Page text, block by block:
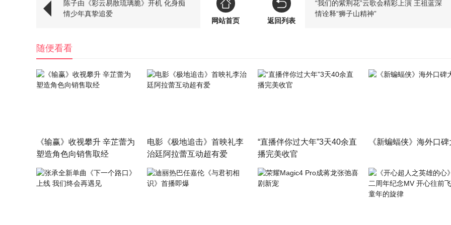
陈子由《彩云易散琉璃脆》开机 化身痴
情少年真挚追爱
“我们的紫荆花”云歌会精彩上演 王祖蓝深
情诠释“狮子山精神”
网站首页
返回列表
随便看看
《输赢》收视攀升 辛芷蕾为
塑造角色向销售取经
电影《极地追击》首映礼李
治廷阿拉蕾互动超有爱
“直播伴你过大年”3天40余直
播完美收官
《新蝙蝠侠》海外口